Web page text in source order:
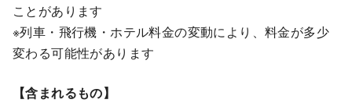
ことがあります
※列車・飛行機・ホテル料金の変動により、料金が多少
変わる可能性があります
【含まれるもの】